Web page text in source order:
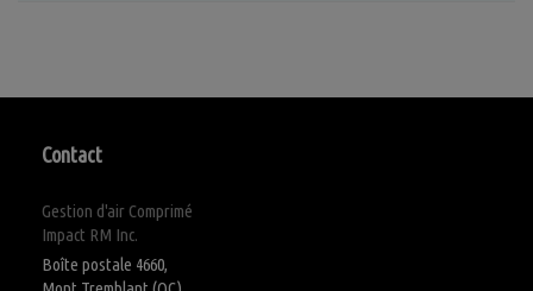
Contact
Gestion d'air Comprimé
Impact RM Inc.
Boîte postale 4660,